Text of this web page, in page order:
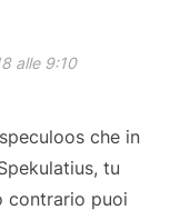
alle 9:10
che in
tu
contrario puoi